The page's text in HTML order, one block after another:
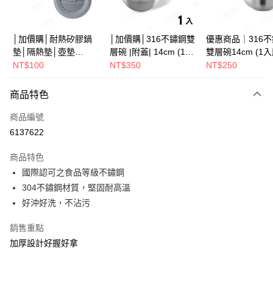
Google Pay
全盈+PAY
全家取貨（下單付款）後，現貨商品將於 3 個工作天內寄出
每筆NT$75，滿NT$1,199(含以上)免運費
7-11取貨（下單付款）後，現貨商品將於 3 個工作天內寄出
（不含訂購當天與例假日）
│加價購│耐熱矽膠鍋
墊│隔熱墊│壺墊
NT$100
│加價購│316不鏽鋼雙
層碗 |附蓋| 14cm (1入
散裝) SG0141
NT$350
優惠商品｜316
雙層碗14cm (1
SG0140
NT$250
商品特色
商品編號
6137622
商品特色
國際認可之食品等級不鏽鋼
304不鏽鋼材質，堅固耐高溫
好沖好洗，不沾污
銷售重點
加厚設計好握好拿